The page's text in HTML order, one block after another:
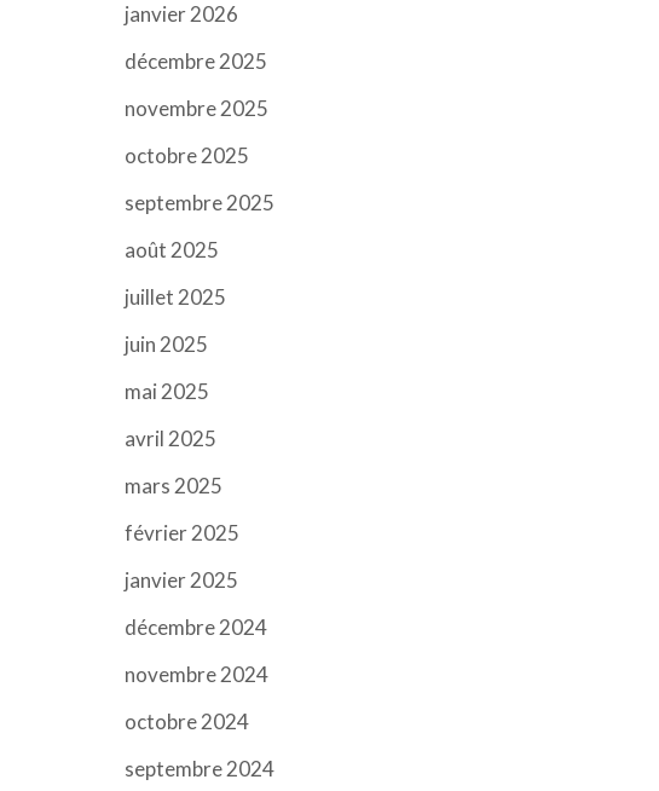
janvier 2026
décembre 2025
novembre 2025
octobre 2025
septembre 2025
août 2025
juillet 2025
juin 2025
mai 2025
avril 2025
mars 2025
février 2025
janvier 2025
décembre 2024
novembre 2024
octobre 2024
septembre 2024